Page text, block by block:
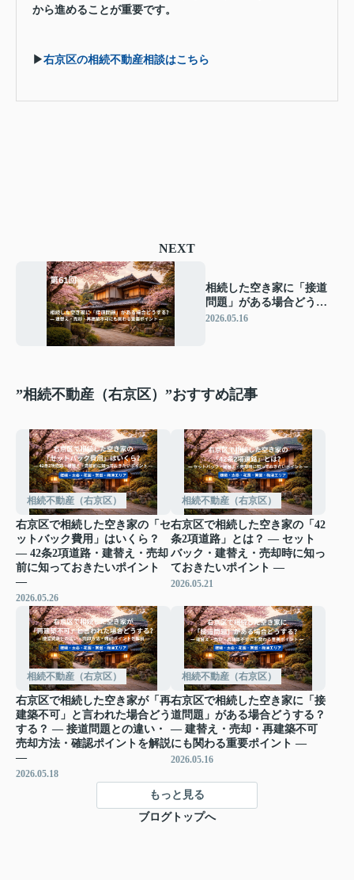
から進めることが重要です。
▶右京区の相続不動産相談はこちら
NEXT
相続した空き家に「接道
問題」がある場合どうす
る？ ― 建替え・売却・再
2026.05.16
”相続不動産（右京区）”おすすめ記事
相続不動産（右京区）
右京区で相続した空き家の「セ
ットバック費用」はいくら？
― 42条2項道路・建替え・売却
前に知っておきたいポイント
―
2026.05.26
相続不動産（右京区）
右京区で相続した空き家の「42
条2項道路」とは？ ― セット
バック・建替え・売却時に知っ
ておきたいポイント ―
2026.05.21
相続不動産（右京区）
右京区で相続した空き家が「再
建築不可」と言われた場合どう
する？ ― 接道問題との違い・
売却方法・確認ポイントを解説
―
2026.05.18
相続不動産（右京区）
右京区で相続した空き家に「接
道問題」がある場合どうする？
― 建替え・売却・再建築不可
にも関わる重要ポイント ―
2026.05.16
もっと見る
ブログトップへ